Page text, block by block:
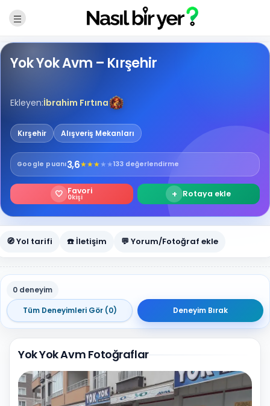
Yok Yok Avm – Kırşehir
Ekleyen:İbrahim Fırtına
Kırşehir Alışveriş Mekanları
Google puanı3,6★★★★★133 değerlendirme
🤍 Favori
0kişi + Rotaya ekle
🧭 Yol tarifi ☎️ İletişim 💬 Yorum/Fotoğraf ekle
0 deneyim
Tüm Deneyimleri Gör (0)
Deneyim Bırak
Yok Yok Avm Fotoğraflar
Fotoğraf